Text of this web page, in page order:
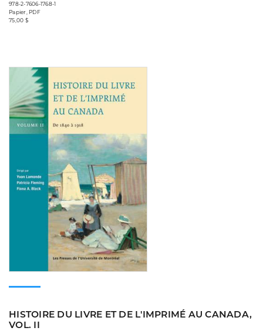
978-2-7606-1768-1
Papier, PDF
75,00 $
HISTOIRE DU LIVRE ET DE L'IMPRIMÉ AU CANADA,
VOL. II